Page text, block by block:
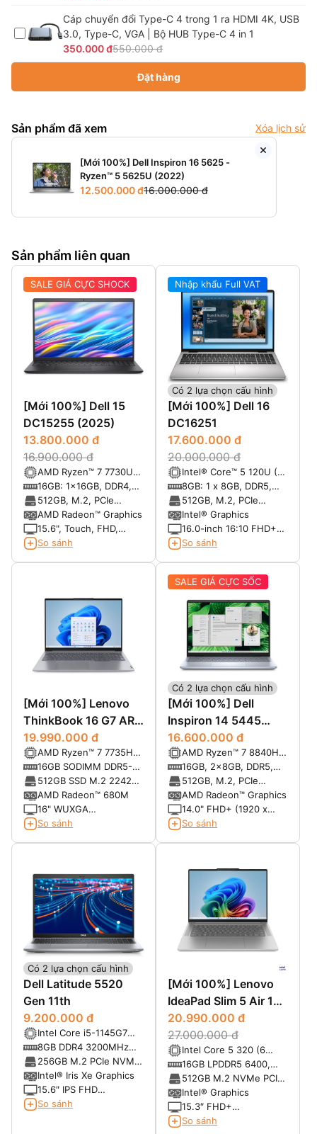
Cáp chuyển đổi Type-C 4 trong 1 ra HDMI 4K, USB
3.0, Type-C, VGA | Bộ HUB Type-C 4 in 1
350.000 đ550.000 đ
Đặt hàng
Sản phẩm đã xem Xóa lịch sử
[Mới 100%] Dell Inspiron 16 5625 -
Ryzen™ 5 5625U (2022)
12.500.000 đ16.000.000 đ
Sản phẩm liên quan
SALE GIÁ CỰC SHOCK
[Mới 100%] Dell 15
DC15255 (2025)
13.800.000 đ
16.900.000 đ
AMD Ryzen™ 7 7730U
8-core with Radeon™
Graphics
16GB: 1x16GB, DDR4,
3200 MT/s
512GB, M.2, PCIe
NVMe, SSD
AMD Radeon™ Graphics
15.6", Touch, FHD,
60Hz, WVA, IPS, Anti-
So sánh
Có 2 lựa chọn cấu hình
Nhập khẩu Full VAT
[Mới 100%] Dell 16
DC16251
17.600.000 đ
20.000.000 đ
Intel® Core™ 5 120U (10
cores, up to 5.0 GHz)
8GB: 1 x 8GB, DDR5,
5200 MT/s
512GB, M.2, PCIe
NVMe, SSD
Intel® Graphics
16.0-inch 16:10 FHD+
(1920x1200) Touch
ComfortView
So sánh
[Mới 100%] Lenovo
ThinkBook 16 G7 ARP
(9QSA) (AMD Ryzen 7
7735HS, RAM 16GB,
SSD 512GB, 16"
WUXGA)
19.990.000 đ
AMD Ryzen™ 7 7735HS
(8C / 16T, 3.2 /
4.75GHz, 4MB L2 /
16MB L3)
16GB SODIMM DDR5-
4800 Up to 64GB
512GB SSD M.2 2242
PCIe 4.0x4 NVMe
AMD Radeon™ 680M
16" WUXGA
(1920x1200) IPS
So sánh
Có 2 lựa chọn cấu hình
SALE GIÁ CỰC SỐC
[Mới 100%] Dell
Inspiron 14 5445
(2024)
16.600.000 đ
AMD Ryzen™ 7 8840HS
8-core/16-thread
Processor with
Radeon™ Graphics
16GB, 2x8GB, DDR5,
5600 MT/s
512GB, M.2, PCIe
NVMe, SSD
AMD Radeon™ Graphics
14.0" FHD+ (1920 x
1280), 300 nits, 100%
So sánh
Có 2 lựa chọn cấu hình
Dell Latitude 5520
Gen 11th
9.200.000 đ
Intel Core i5-1145G7
(2.60GHz up to
4.40GHz, 8MB Cache)
8GB DDR4 3200MHz
(1x8GB)
256GB M.2 PCIe NVMe
SSD
Intel® Iris Xe Graphics
15.6″ IPS FHD
(1920×1080) Non-
So sánh
[Mới 100%] Lenovo
IdeaPad Slim 5 Air 15
2026 (Xiaoxin Air 15)
20.990.000 đ
27.000.000 đ
Intel Core 5 320 (6
nhân 6 luồng, có thể
đạt tới 4.6GHz với
turbo boost, 6MB
Cache)
16GB LPDDR5 6400,
không hỗ trợ nâng cấp
512GB M.2 NVMe PCIe
SSD
Intel® Graphics
15.3″ FHD+
(1920x1200) IPS, màn
So sánh